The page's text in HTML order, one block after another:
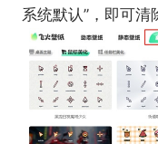
系统默认”，即可清